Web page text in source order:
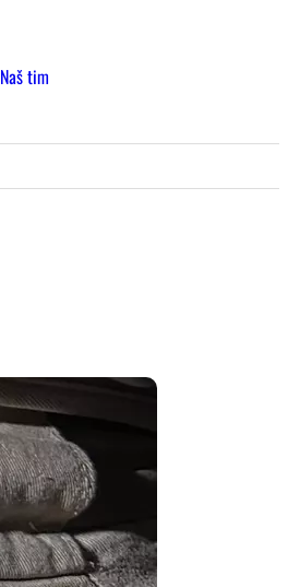
Naš tim